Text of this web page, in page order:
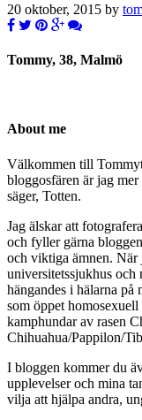
20 oktober, 2015 by
Tommy, 38, Malmö
About me
Välkommen till
bloggosfären är jag
säger, Totten.
Jag älskar att
och fyller gärna
och viktiga ämnen. När
universitetssjukhus och
hängandes i hälarna
som öppet
kamphundar av rasen
Chihuahua/Pappilon/
I bloggen kommer du
upplevelser och mina
vilja att hjälpa andra,